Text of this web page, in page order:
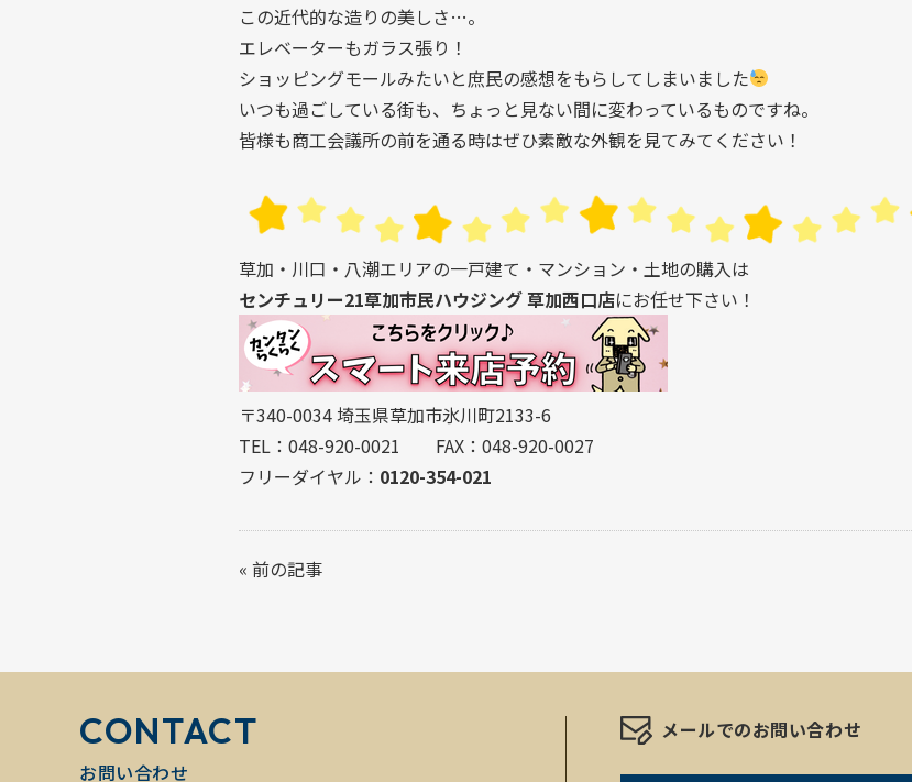
この近代的な造りの美しさ…。
エレベーターもガラス張り！
ショッピングモールみたいと庶民の感想をもらしてしまいました
いつも過ごしている街も、ちょっと見ない間に変わっているものですね。
皆様も商工会議所の前を通る時はぜひ素敵な外観を見てみてください！
草加・川口・八潮エリアの一戸建て・マンション・土地の購入は
センチュリー21草加市民ハウジング 草加西口店にお任せ下さい！
〒340-0034 埼玉県草加市氷川町2133-6
TEL：048-920-0021 FAX：048-920-0027
フリーダイヤル： 0120-354-021
« 前の記事
CONTACT
お問い合わせ
メールでのお問い合わせ